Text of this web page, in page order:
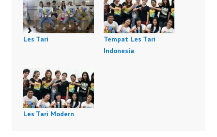
Les Tari
Tempat Les Tari
Indonesia
Les Tari Modern